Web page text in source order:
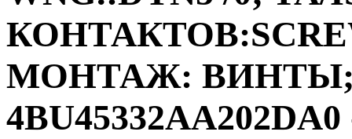
МОНТАЖ: ВИНТЫ;